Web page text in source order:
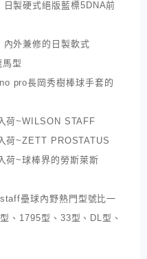
製硬式絕版藍標5DNA前
外兼修的日製軟式
型
pro長岡秀樹棒球手套的
荷~WILSON STAFF
荷~ZETT PROSTATUS
荷~球棒界的勞斯萊斯
壘球內野熱門型號比一
、1795型、33型、DL型、